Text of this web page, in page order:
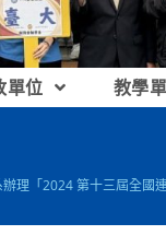
單位 教學
理「2024 第十三屆全